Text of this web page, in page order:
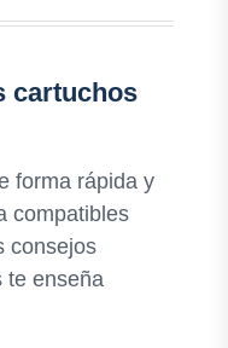
cartuchos
forma rápida y
compatibles
consejos
te enseña